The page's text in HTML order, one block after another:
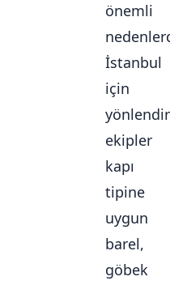
önemli
İstanbul
için
ekipler
kapı
tipine
uygun
barel,
göbek